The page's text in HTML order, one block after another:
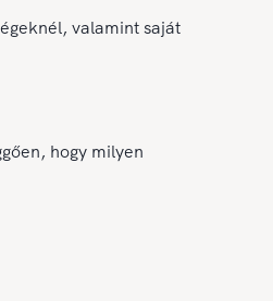
valamint saját
hogy milyen